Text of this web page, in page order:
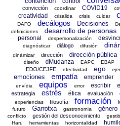
convicción coordinar COVID19
creatividad crisalida crisis cuidar
DAFO decálogos Decisiones
definiciones
desarrollo de personas
personal
despersonalización
diagnósticar diálogo difusión
dinámizar dirección dirección pública
diseño dMudanza EAPC EBAP
EDO/CEJFE efectividad ego
emociones empatía emprender
envídia
equipos error escribir
estrategia estrés ética evaluación
experiencias filosofía formación
futuro Garrotxa gastronomía género
conflicto
gestión del desconocimiento
Haru
herramientas horizontalidad